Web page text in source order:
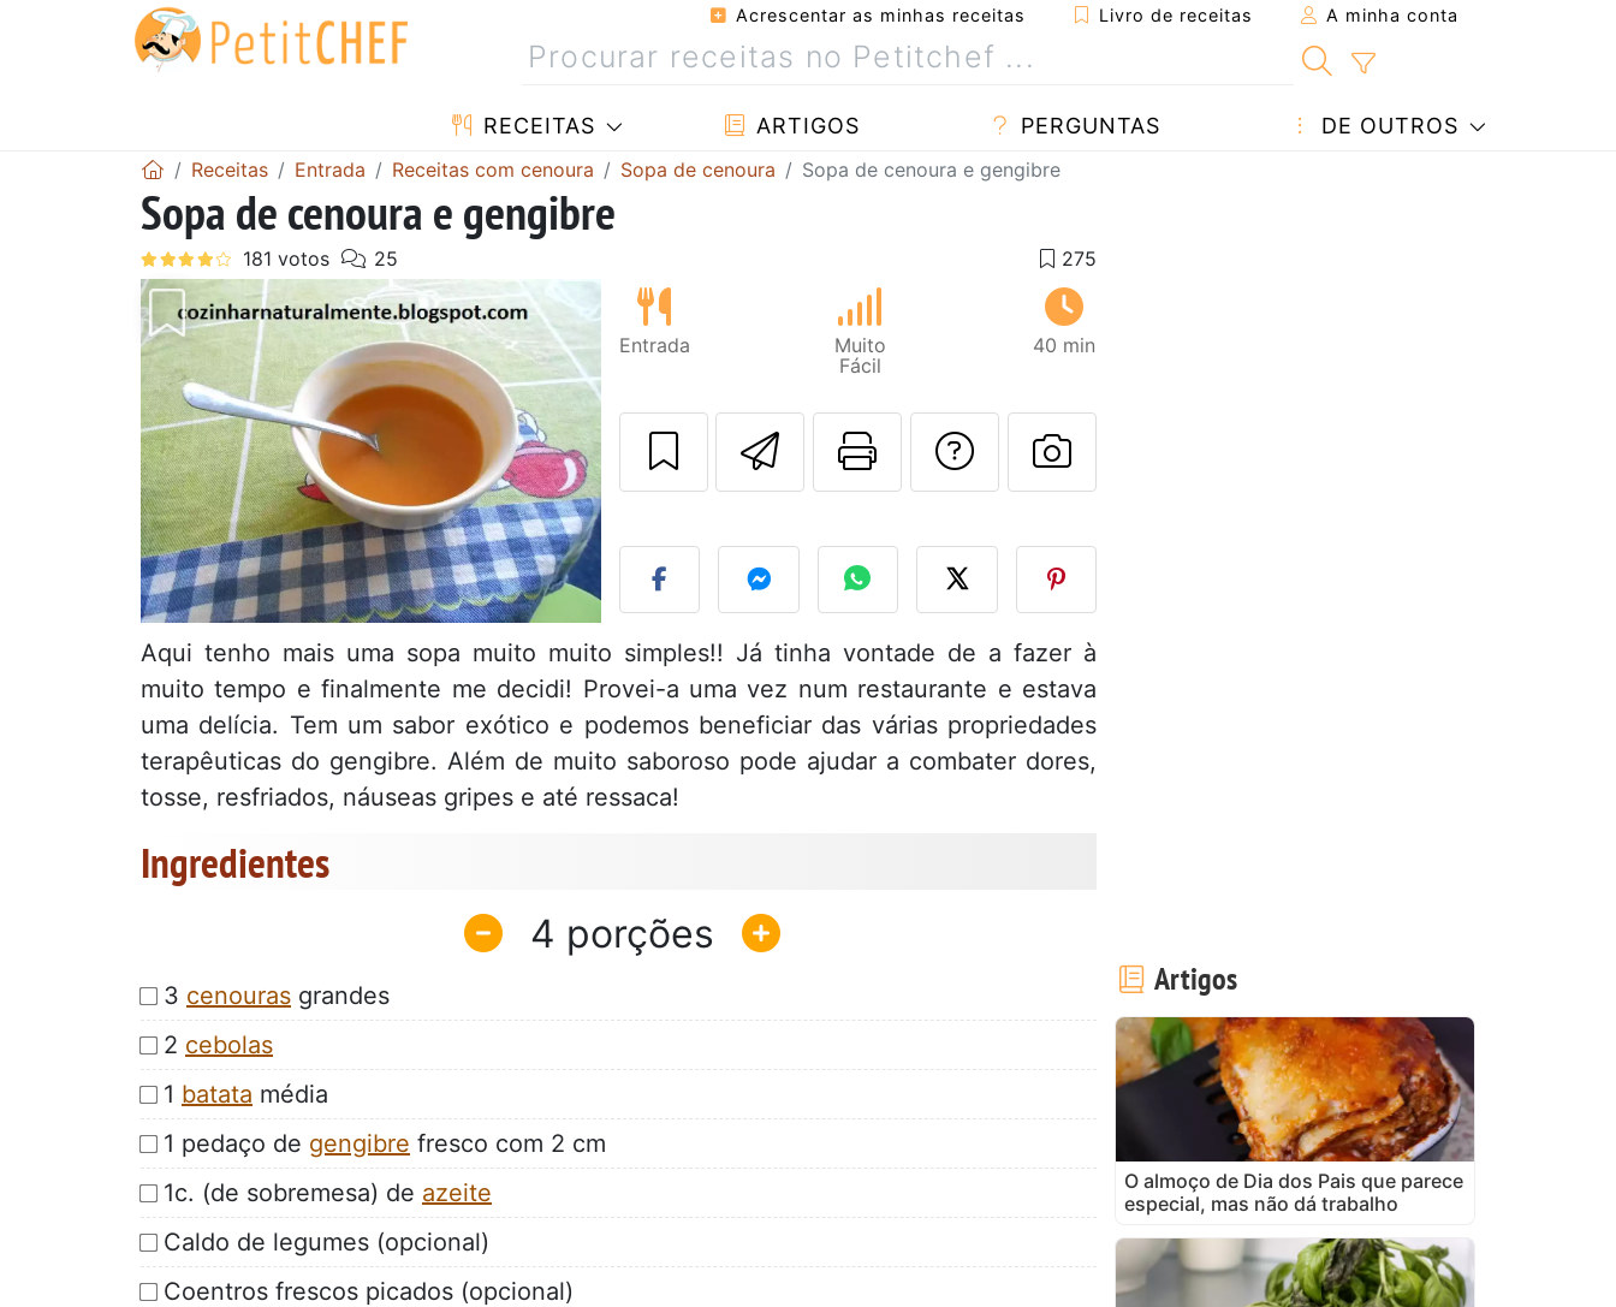
Acrescentar as minhas receitas Livro de receitas A minha conta
RECEITAS ARTIGOS PERGUNTAS DE OUTROS
Receitas Entrada Receitas com cenoura Sopa de cenoura Sopa de cenoura e gengibre
Sopa de cenoura e gengibre
Entrada
Muito
Fácil
40 min
Enviar esta receita a um amigo
Imprima esta página
Falar com o autor da receita
Fez esta receita? Compartilhe
Aqui tenho mais uma sopa muito muito simples!! Já tinha vontade de a fazer à
muito tempo e finalmente me decidi! Provei-a uma vez num restaurante e estava
uma delícia. Tem um sabor exótico e podemos beneficiar das várias propriedades
terapêuticas do gengibre. Além de muito saboroso pode ajudar a combater dores,
tosse, resfriados, náuseas gripes e até ressaca!
Ingredientes
4
3 cenouras grandes
2 cebolas
1 batata média
1 pedaço de gengibre fresco com 2 cm
1c. (de sobremesa) de azeite
Caldo de legumes (opcional)
Coentros frescos picados (opcional)
Artigos
O almoço de Dia dos Pais que parece
especial, mas não dá trabalho